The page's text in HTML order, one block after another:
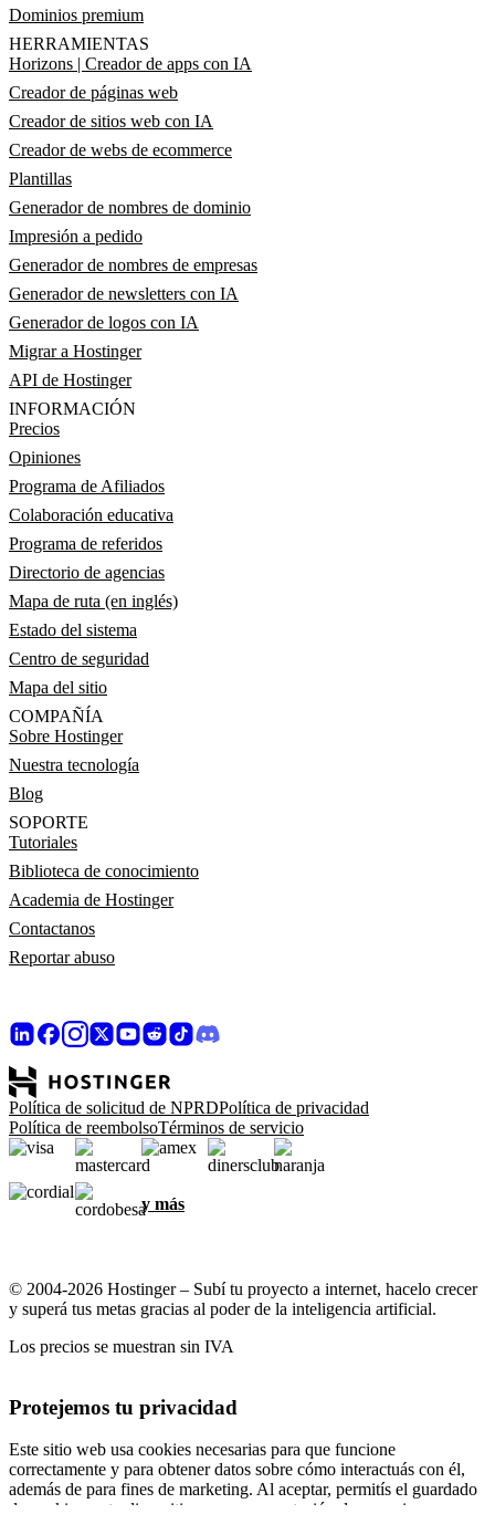
Dominios premium
HERRAMIENTAS
Horizons | Creador de apps con IA
Creador de páginas web
Creador de sitios web con IA
Creador de webs de ecommerce
Plantillas
Generador de nombres de dominio
Impresión a pedido
Generador de nombres de empresas
Generador de newsletters con IA
Generador de logos con IA
Migrar a Hostinger
API de Hostinger
INFORMACIÓN
Precios
Opiniones
Programa de Afiliados
Colaboración educativa
Programa de referidos
Directorio de agencias
Mapa de ruta (en inglés)
Estado del sistema
Centro de seguridad
Mapa del sitio
COMPAÑÍA
Sobre Hostinger
Nuestra tecnología
Blog
SOPORTE
Tutoriales
Biblioteca de conocimiento
Academia de Hostinger
Contactanos
Reportar abuso
Política de solicitud de NPRDPolítica de privacidad
Política de reembolsoTérminos de servicio
y más
© 2004-2026 Hostinger – Subí tu proyecto a internet, hacelo crecer
y superá tus metas gracias al poder de la inteligencia artificial.
Los precios se muestran sin IVA
Protejemos tu privacidad
Este sitio web usa cookies necesarias para que funcione
correctamente y para obtener datos sobre cómo interactuás con él,
además de para fines de marketing. Al aceptar, permitís el guardado
de cookies en tu dispositivo para segmentación de anuncios,